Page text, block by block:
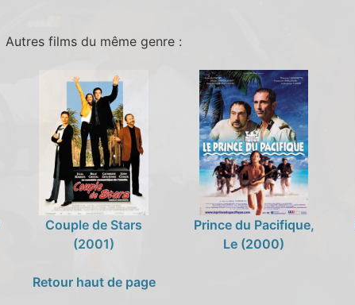
Autres films du même genre :
Couple de Stars
(2001)
Prince du Pacifique,
Le (2000)
Retour haut de page